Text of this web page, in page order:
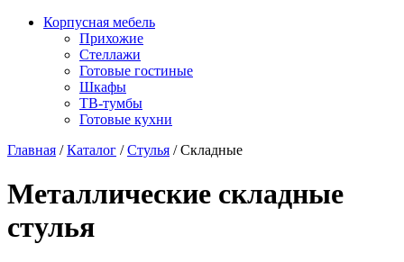
Корпусная мебель
Прихожие
Стеллажи
Готовые гостиные
Шкафы
ТВ-тумбы
Готовые кухни
Главная /Каталог /Стулья /Складные
Металлические складные
стулья